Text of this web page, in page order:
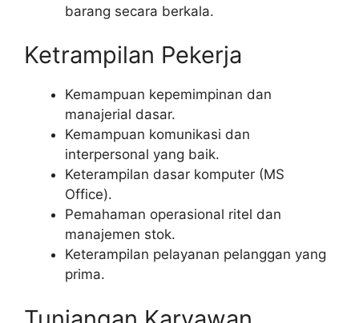
barang secara berkala.
Ketrampilan Pekerja
Kemampuan kepemimpinan dan
manajerial dasar.
Kemampuan komunikasi dan
interpersonal yang baik.
Keterampilan dasar komputer (MS
Office).
Pemahaman operasional ritel dan
manajemen stok.
Keterampilan pelayanan pelanggan yang
prima.